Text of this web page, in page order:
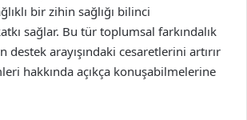
bir zihin sağlığı bilinci
sağlar. Bu tür toplumsal farkındalık
arayışındaki cesaretlerini artırır
hakkında açıkça konuşabilmelerine